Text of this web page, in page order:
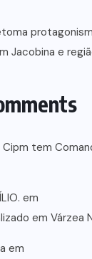
Jacobina e
Cipm tem
em
em Várzea
em